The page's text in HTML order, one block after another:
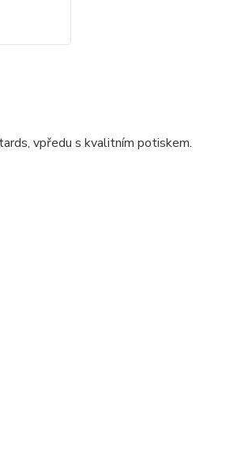
vpředu s kvalitním potiskem.